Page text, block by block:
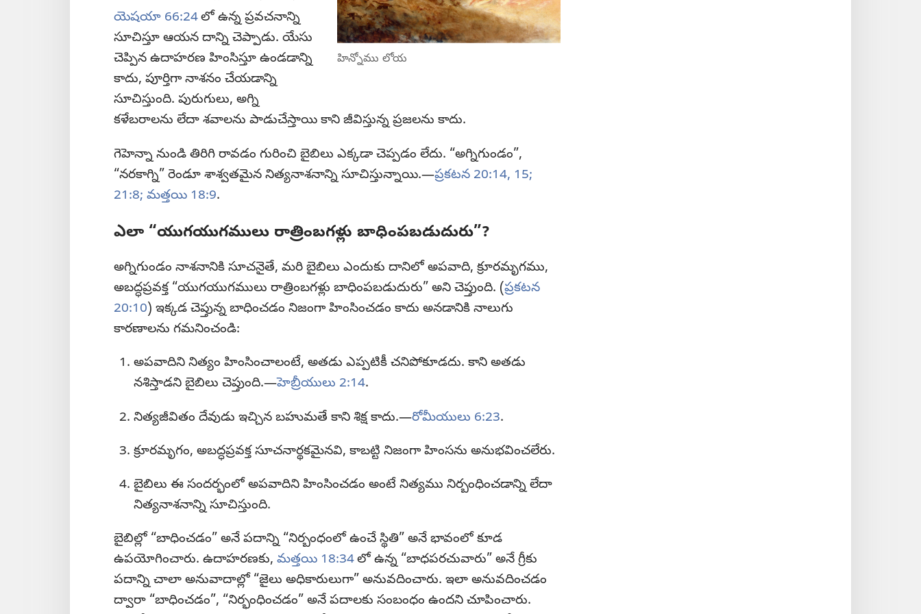
హిన్నోము లోయ
యెషయా 66:24లో ఉన్న ప్రవచనాన్ని
సూచిస్తూ ఆయన దాన్ని చెప్పాడు. యేసు
చెప్పిన ఉదాహరణ హింసిస్తూ ఉండడాన్ని
కాదు, పూర్తిగా నాశనం చేయడాన్ని
సూచిస్తుంది. పురుగులు, అగ్ని
కళేబరాలను లేదా శవాలను పాడుచేస్తాయి కాని జీవిస్తున్న ప్రజలను కాదు.
గెహెన్నా నుండి తిరిగి రావడం గురించి బైబిలు ఎక్కడా చెప్పడం లేదు. “అగ్నిగుండం”,
“నరకాగ్ని” రెండూ శాశ్వతమైన నిత్యనాశనాన్ని సూచిస్తున్నాయి.—ప్రకటన 20:14, 15;
21:8; మత్తయి 18:9.
ఎలా “యుగయుగములు రాత్రింబగళ్లు బాధింపబడుదురు”?
అగ్నిగుండం నాశనానికి సూచనైతే, మరి బైబిలు ఎందుకు దానిలో అపవాది, క్రూరమృగము,
అబద్ధప్రవక్త “యుగయుగములు రాత్రింబగళ్లు బాధింపబడుదురు” అని చెప్తుంది. (ప్రకటన
20:10) ఇక్కడ చెప్తున్న బాధించడం నిజంగా హింసించడం కాదు అనడానికి నాలుగు
కారణాలను గమనించండి:
అపవాదిని నిత్యం హింసించాలంటే, అతడు ఎప్పటికీ చనిపోకూడదు. కాని అతడు
నశిస్తాడని బైబిలు చెప్తుంది.—హెబ్రీయులు 2:14.
నిత్యజీవితం దేవుడు ఇచ్చిన బహుమతే కాని శిక్ష కాదు.—రోమీయులు 6:23.
క్రూరమృగం, అబద్ధప్రవక్త సూచనార్థకమైనవి, కాబట్టి నిజంగా హింసను అనుభవించలేరు.
బైబిలు ఈ సందర్భంలో అపవాదిని హింసించడం అంటే నిత్యము నిర్బంధించడాన్ని లేదా
నిత్యనాశనాన్ని సూచిస్తుంది.
బైబిల్లో “బాధించడం” అనే పదాన్ని “నిర్బంధంలో ఉంచే స్థితి” అనే భావంలో కూడ
ఉపయోగించారు. ఉదాహరణకు, మత్తయి 18:34లో ఉన్న “బాధపరచువారు” అనే గ్రీకు
పదాన్ని చాలా అనువాదాల్లో “జైలు అధికారులుగా” అనువదించారు. ఇలా అనువదించడం
ద్వారా “బాధించడం”, “నిర్భంధించడం” అనే పదాలకు సంబంధం ఉందని చూపించారు.